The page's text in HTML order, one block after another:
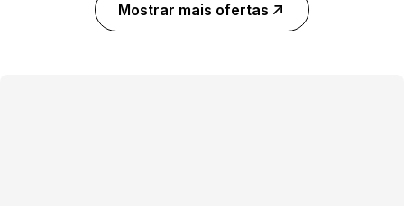
Mostrar mais ofertas